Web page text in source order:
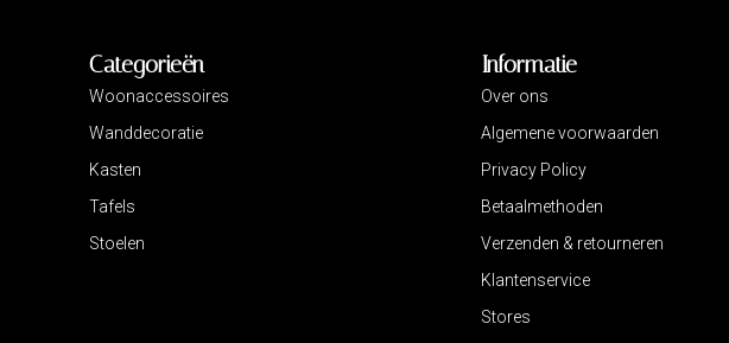
Categorieën
Woonaccessoires
Wanddecoratie
Kasten
Tafels
Stoelen
Informatie
Over ons
Algemene voorwaarden
Privacy Policy
Betaalmethoden
Verzenden & retourneren
Klantenservice
Stores